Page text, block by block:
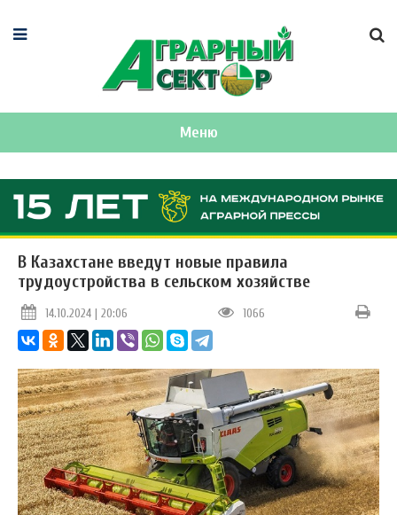
Меню
В Казахстане введут новые правила
трудоустройства в сельском хозяйстве
14.10.2024 | 20:06 1066